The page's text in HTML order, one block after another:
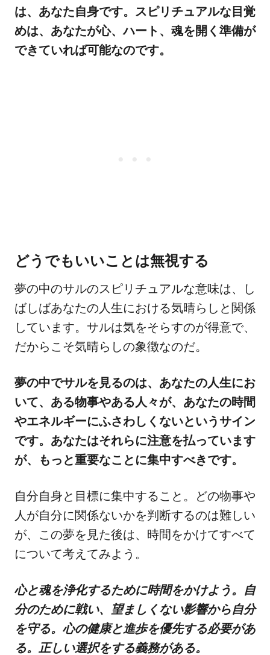
は、あなた自身です。スピリチュアルな目覚
めは、あなたが心、ハート、魂を開く準備が
できていれば可能なのです。
どうでもいいことは無視する
夢の中のサルのスピリチュアルな意味は、し
ばしばあなたの人生における気晴らしと関係
しています。サルは気をそらすのが得意で、
だからこそ気晴らしの象徴なのだ。
夢の中でサルを見るのは、あなたの人生にお
いて、ある物事やある人々が、あなたの時間
やエネルギーにふさわしくないというサイン
です。あなたはそれらに注意を払っています
が、もっと重要なことに集中すべきです。
自分自身と目標に集中すること。どの物事や
人が自分に関係ないかを判断するのは難しい
が、この夢を見た後は、時間をかけてすべて
について考えてみよう。
心と魂を浄化するために時間をかけよう。自
分のために戦い、望ましくない影響から自分
を守る。心の健康と進歩を優先する必要があ
る。正しい選択をする義務がある。